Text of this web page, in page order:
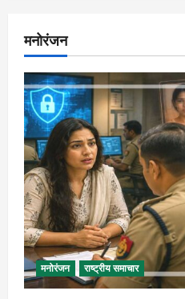
मनोरंजन
मनोरंजन राष्ट्रीय समाचार